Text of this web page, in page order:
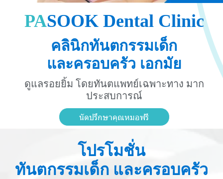
PASOOK Dental Clinic
คลินิกทันตกรรมเด็ก
และครอบครัว เอกมัย
ดูแลรอยยิ้ม โดยทันตแพทย์เฉพาะทาง มาก
ประสบการณ์
นัดปรึกษาคุณหมอฟรี
โปรโมชั่น
ทันตกรรมเด็ก และครอบครัว